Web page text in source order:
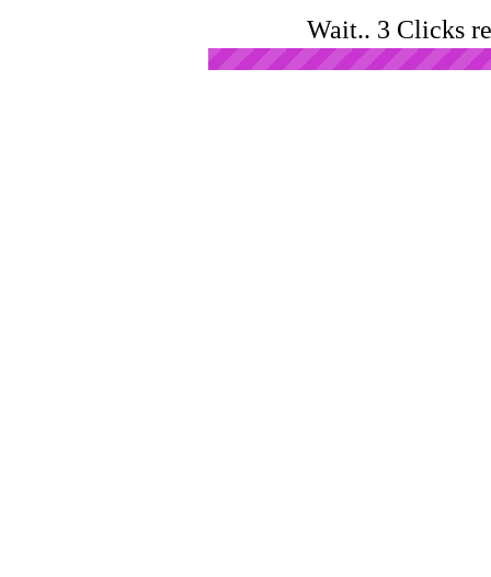
Wait.. 3 Clicks